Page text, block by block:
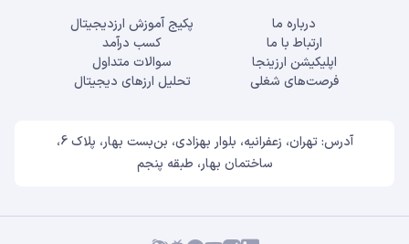
درباره ما
ارتباط با ما
اپلیکیشن ارزینجا
فرصت‌های شغلی
پکیج آموزش ارزدیجیتال
کسب درآمد
سوالات متداول
تحلیل ارزهای دیجیتال
آدرس: تهران، زعفرانیه، بلوار بهزادی، بن‌بست بهار، پلاک 6،
ساختمان بهار، طبقه پنجم